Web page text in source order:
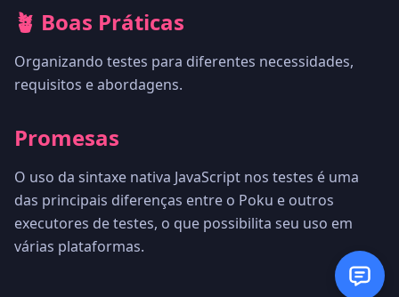
🪴 Boas Práticas
Organizando testes para diferentes necessidades,
requisitos e abordagens.
Promesas
O uso da sintaxe nativa JavaScript nos testes é uma
das principais diferenças entre o Poku e outros
executores de testes, o que possibilita seu uso em
várias plataformas.